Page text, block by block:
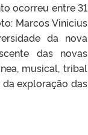
ocorreu entre 31
Marcos Vinicius
da nova
das novas
musical, tribal
exploração das